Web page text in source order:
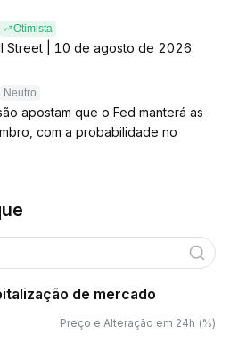
Otimista
Street | 10 de agosto de 2026.
Neutro
apostam que o Fed manterá as
com a probabilidade no
de mercado
Preço e Alteração em 24h (%)